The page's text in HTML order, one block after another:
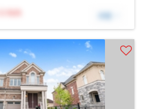
N/A 详细